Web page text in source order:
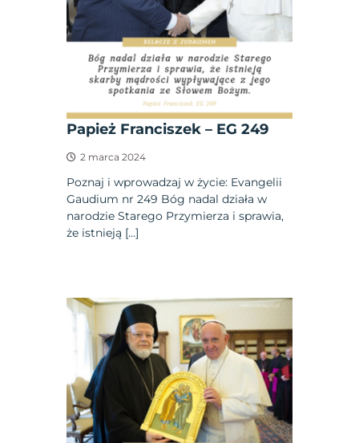
Papież Franciszek – EG 249
2 marca 2024
Poznaj i wprowadzaj w życie: Evangelii
Gaudium nr 249 Bóg nadal działa w
narodzie Starego Przymierza i sprawia,
że istnieją […]